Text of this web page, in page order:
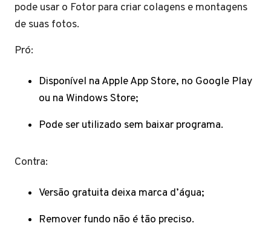
pode usar o Fotor para criar colagens e montagens
de suas fotos.
Pró:
Disponível na Apple App Store, no Google Play
ou na Windows Store;
Pode ser utilizado sem baixar programa.
Contra:
Versão gratuita deixa marca d’água;
Remover fundo não é tão preciso.